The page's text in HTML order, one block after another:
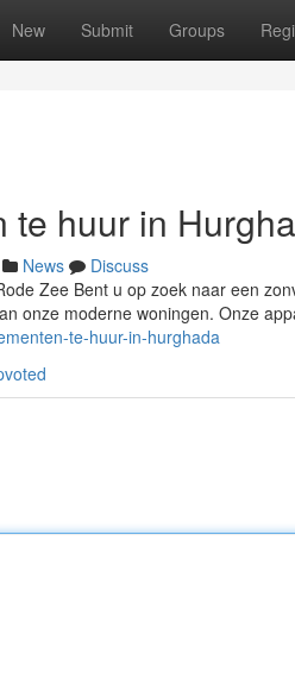
New Submit Groups
te huur in
News
Discuss
Zee Bent u op zoek naar een
onze moderne woningen. Onze
te-huur-in-hurghada